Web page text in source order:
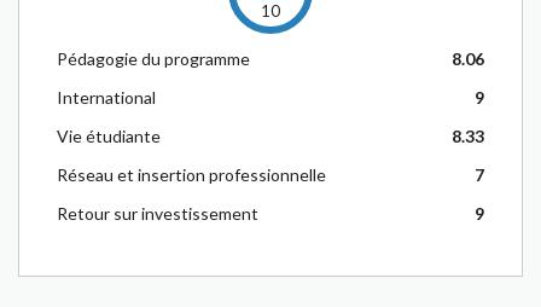
10
Pédagogie du programme
8.06
International
9
Vie étudiante
8.33
Réseau et insertion professionnelle
7
Retour sur investissement
9